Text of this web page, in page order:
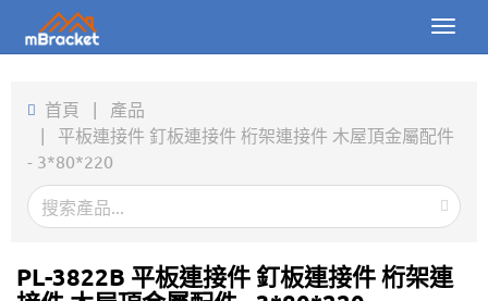
Toggle
產品
新聞
首頁 | 產品
| 平板連接件 釘板連接件 桁架連接件 木屋頂金屬配件
- 3*80*220
PL-3822B 平板連接件 釘板連接件 桁架連